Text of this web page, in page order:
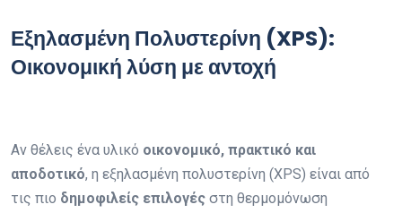
Εξηλασμένη Πολυστερίνη (XPS):
Οικονομική λύση με αντοχή
Αν θέλεις ένα υλικό οικονομικό, πρακτικό και
αποδοτικό, η εξηλασμένη πολυστερίνη (XPS) είναι από
τις πιο δημοφιλείς επιλογές στη θερμομόνωση